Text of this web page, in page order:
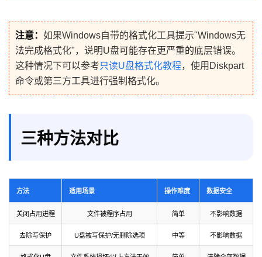
注意： 如果Windows自带的格式化工具提示"Windows无
法完成格式化"，说明U盘可能存在更严重的底层错误。
这种情况下可以参考只读U盘格式化教程，使用Diskpart
命令或第三方工具进行强制格式化。
三种方法对比
方法 适用场景 操作难度 数据安全
关闭占用进程 文件被程序占用 简单 不影响数据
去除写保护 U盘被写保护/无删除选项 中等 不影响数据